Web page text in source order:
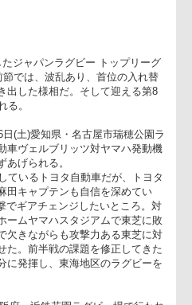
したジャパンラグビー トップリー
前節では、波乱あり、首位の入れ
われる。
6日(土)愛知県・名古屋市瑞穂公園
動車ヴェルブリッツ対ヤマハ発動
ずあげられる。
しているトヨタ自動車だが、トヨ
麻田キャプテンも自信を深めてい
撃でギアチェンジしたいところ。
ホームヤマハスタジアムで東芝に
で欠きながらも攻撃力ある東芝に